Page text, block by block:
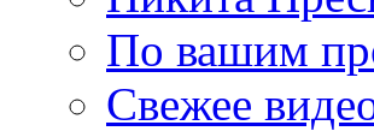
По вашим
Свежее